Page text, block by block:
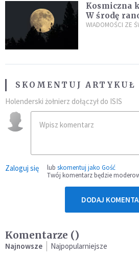
Kosmiczna
W środę
powierzchni
WIADOMOŚCI ZE
SKOMENTUJ ARTYKUŁ
Holenderski żołnierz dołączył do ISIS
Zaloguj się lub skomentuj jako Gość
Twój komentarz będzie
DODAJ
Komentarze ()
Najnowsze Najpopularniejsze